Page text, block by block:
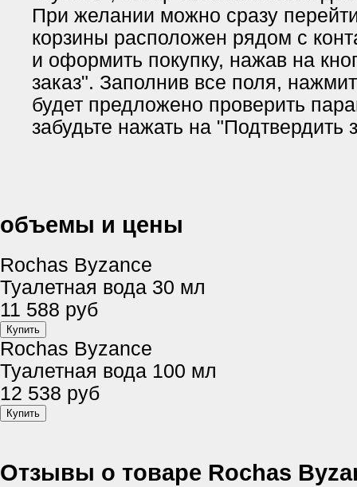
При желании можно сразу
корзины расположен рядом с
и оформить покупку, нажав на
заказ". Заполнив все поля,
будет предложено проверить
забудьте нажать на "Подтвердить
объемы и цены
Rochas Byzance
Туалетная вода 30 мл
11 588 руб
Rochas Byzance
Туалетная вода 100 мл
12 538 руб
Отзывы о товаре Rochas